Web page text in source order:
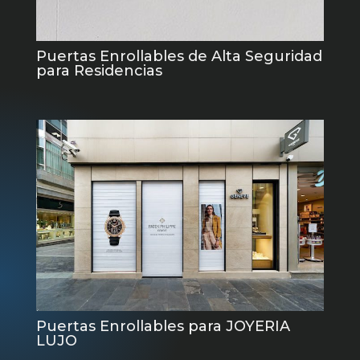
Puertas Enrollables de Alta Seguridad
para Residencias
Puertas Enrollables para JOYERIA
LUJO